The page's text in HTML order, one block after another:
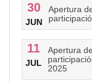
30
JUN
Apertura
11
JUL
Apertura
2025